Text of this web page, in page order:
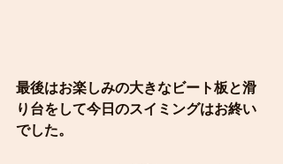
最後はお楽しみの大きなビート板と滑
り台をして今日のスイミングはお終い
でした。